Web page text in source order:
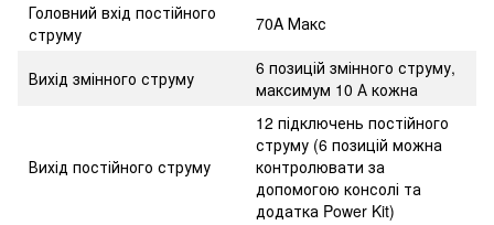
Головний вхід постійного
струму
70A Макс
Вихід змінного струму
6 позицій змінного струму,
максимум 10 А кожна
Вихід постійного струму
12 підключень постійного
струму (6 позицій можна
контролювати за
допомогою консолі та
додатка Power Kit)